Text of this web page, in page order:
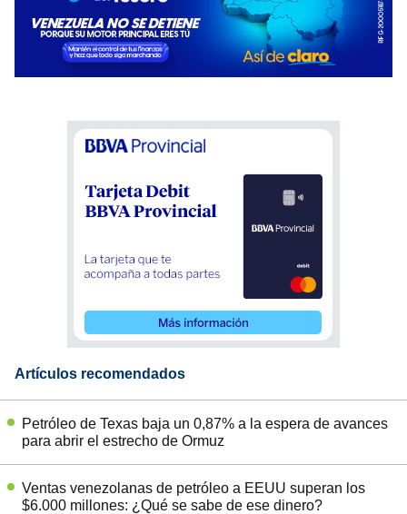
Artículos recomendados
Petróleo de Texas baja un 0,87% a la espera de avances
para abrir el estrecho de Ormuz
Ventas venezolanas de petróleo a EEUU superan los
$6.000 millones: ¿Qué se sabe de ese dinero?